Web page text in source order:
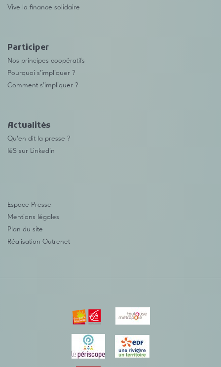
Vive la finance solidaire
Participer
Nos principes coopératifs
Pourquoi s’impliquer ?
Comment s’impliquer ?
Actualités
Qu’en dit la presse ?
IéS sur Linkedin
Espace Presse
Mentions légales
Plan du site
Réalisation Outrenet